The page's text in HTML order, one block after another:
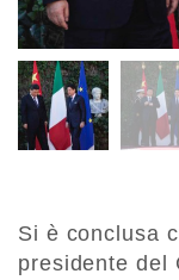
Si è conclusa
presidente